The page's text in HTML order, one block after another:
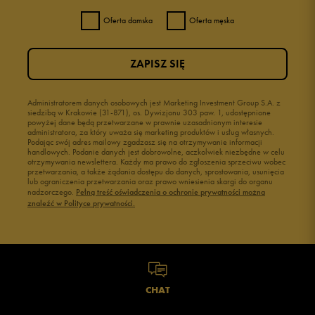
Oferta damska Oferta męska
Administratorem danych osobowych jest Marketing Investment Group S.A. z
siedzibą w Krakowie (31-871), os. Dywizjonu 303 paw. 1, udostępnione
powyżej dane będą przetwarzane w prawnie uzasadnionym interesie
administratora, za który uważa się marketing produktów i usług własnych.
Podając swój adres mailowy zgadzasz się na otrzymywanie informacji
handlowych. Podanie danych jest dobrowolne, aczkolwiek niezbędne w celu
otrzymywania newslettera. Każdy ma prawo do zgłoszenia sprzeciwu wobec
przetwarzania, a także żądania dostępu do danych, sprostowania, usunięcia
lub ograniczenia przetwarzania oraz prawo wniesienia skargi do organu
nadzorczego. Pełną treść oświadczenia o ochronie prywatności można
znaleźć w Polityce prywatności.
ZAPISZ SIĘ
CHAT